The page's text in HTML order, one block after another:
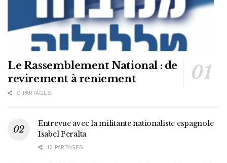
Le Rassemblement National : de
revirement à reniement
0 PARTAGES
Entrevue avec la militante nationaliste espagnole
Isabel Peralta
12 PARTAGES